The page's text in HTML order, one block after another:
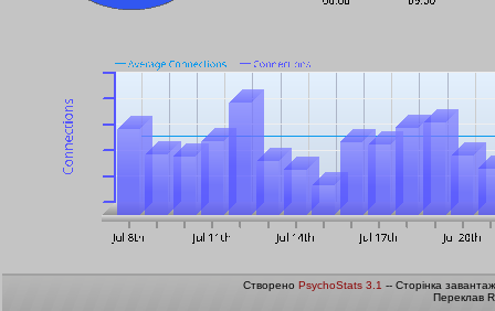
Створено PsychoStats 3.1 -- Сторінка
Переклав